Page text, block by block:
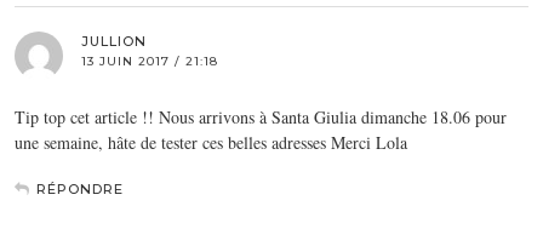
JULLION
13 JUIN 2017 / 21:18
Tip top cet article !! Nous arrivons à Santa Giulia dimanche 18.06 pour
une semaine, hâte de tester ces belles adresses Merci Lola
RÉPONDRE